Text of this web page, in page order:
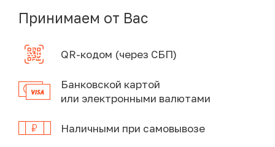
Принимаем от Вас
QR-кодом (через СБП)
Банковской картой
или электронными валютами
Наличными при самовывозе